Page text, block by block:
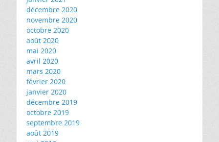
décembre 2020
novembre 2020
octobre 2020
août 2020
mai 2020
avril 2020
mars 2020
février 2020
janvier 2020
décembre 2019
octobre 2019
septembre 2019
août 2019